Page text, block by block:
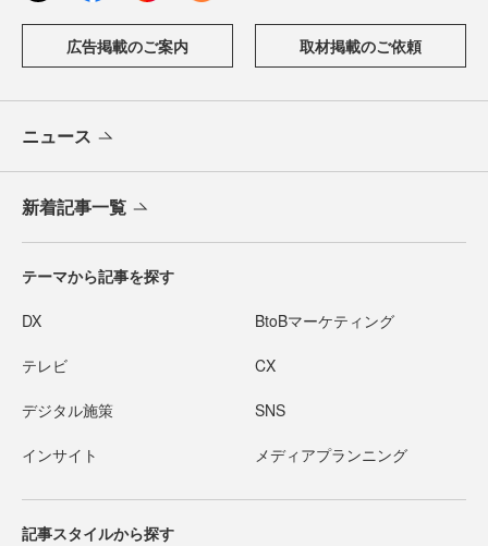
広告掲載のご案内 取材掲載のご依頼
ニュース
新着記事一覧
テーマから記事を探す
DX BtoBマーケティング
テレビ CX
デジタル施策 SNS
インサイト メディアプランニング
記事スタイルから探す